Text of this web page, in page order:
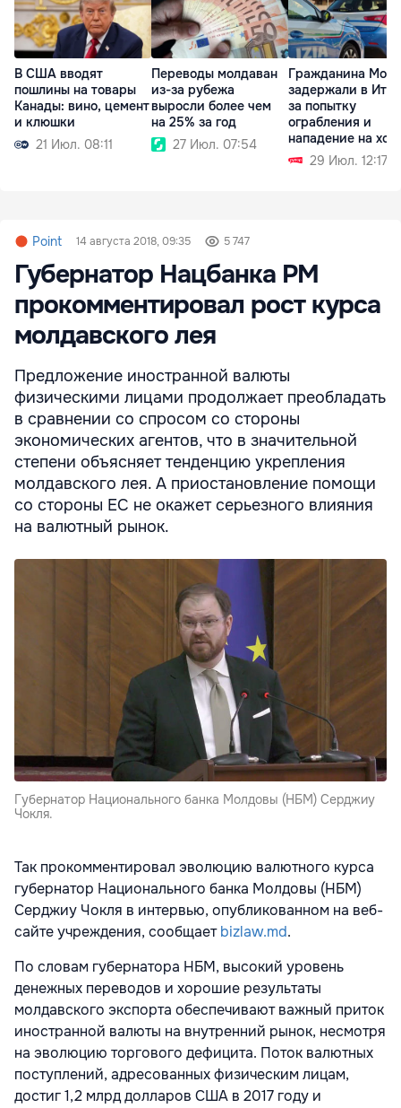
В США вводят
пошлины на товары
Канады: вино, цемент
и клюшки
21 Июл. 08:11
Переводы молдаван
из-за рубежа
выросли более чем
на 25% за год
27 Июл. 07:54
Гражданина
задержали в
за попытку
ограбления и
нападение на
29 Июл. 12:17
Point 14 августа 2018, 09:35 5 747
Губернатор Нацбанка РМ
прокомментировал рост курса
молдавского лея
Предложение иностранной валюты
физическими лицами продолжает преобладать
в сравнении со спросом со стороны
экономических агентов, что в значительной
степени объясняет тенденцию укрепления
молдавского лея. А приостановление помощи
со стороны ЕС не окажет серьезного влияния
на валютный рынок.
Губернатор Национального банка Молдовы (НБМ) Серджиу
Чокля.
Так прокомментировал эволюцию валютного курса
губернатор Национального банка Молдовы (НБМ)
Серджиу Чокля в интервью, опубликованном на веб-
сайте учреждения, сообщаетbizlaw.md.
По словам губернатора НБМ, высокий уровень
денежных переводов и хорошие результаты
молдавского экспорта обеспечивают важный приток
иностранной валюты на внутренний рынок, несмотря
на эволюцию торгового дефицита. Поток валютных
поступлений, адресованных физическим лицам,
достиг 1,2 млрд долларов США в 2017 году и